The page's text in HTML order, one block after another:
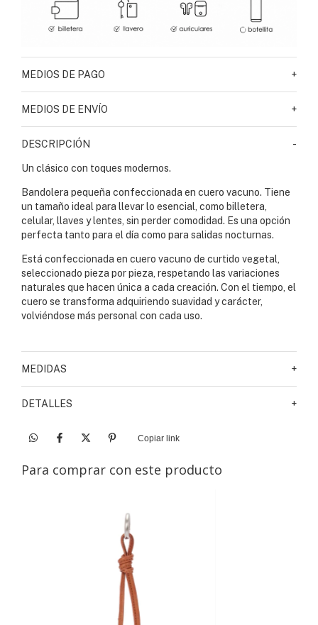
MEDIOS DE PAGO +
MEDIOS DE ENVÍO +
DESCRIPCIÓN -
Un clásico con toques modernos.
Bandolera pequeña confeccionada en cuero vacuno. Tiene
un tamaño ideal para llevar lo esencial, como billetera,
celular, llaves y lentes, sin perder comodidad. Es una opción
perfecta tanto para el día como para salidas nocturnas.
Está confeccionada en cuero vacuno de curtido vegetal,
seleccionado pieza por pieza, respetando las variaciones
naturales que hacen única a cada creación. Con el tiempo, el
cuero se transforma adquiriendo suavidad y carácter,
volviéndose más personal con cada uso.
MEDIDAS +
DETALLES +
Copiar link
Para comprar con este producto